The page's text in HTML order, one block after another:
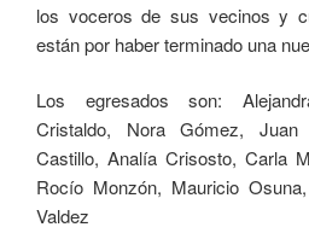
los voceros de sus vecinos y
están por haber terminado una
Los egresados son:
Cristaldo, Nora Gómez,
Castillo, Analía Crisosto, Carla
Rocío Monzón, Mauricio
Valdez